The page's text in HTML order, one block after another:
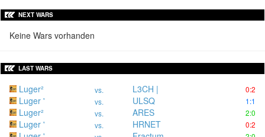
NEXT WARS
Keine Wars vorhanden
LAST WARS
Luger² vs. L3CH | 0:2
Luger ' vs. ULSQ 1:1
Luger² vs. ARES 2:0
Luger ' vs. HRNET 0:2